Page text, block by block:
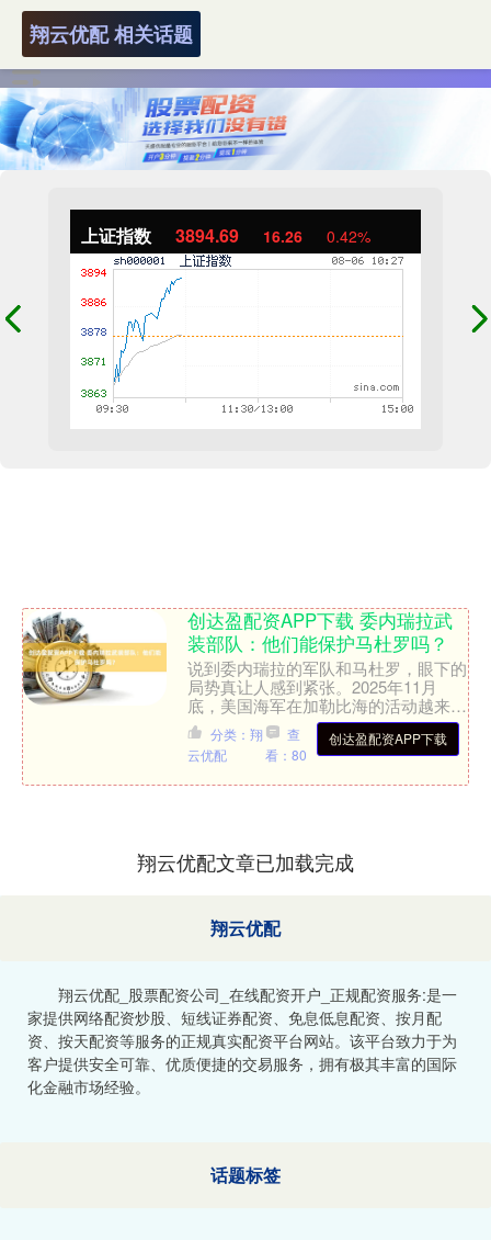
上证指数 3894.69 16.26 0.42%
翔云优配 相关话题
创达盈配资APP下载 委内瑞拉武
装部队：他们能保护马杜罗吗？
说到委内瑞拉的军队和马杜罗，眼下的
局势真让人感到紧张。2025年11月
底，美国海军在加勒比海的活动越来越
频繁，航母、战机、无人机都投入使
用。官方说是为了打击毒品....
创达盈配资APP下载
分类：翔
云优配
查
看：80
翔云优配文章已加载完成
翔云优配
翔云优配_股票配资公司_在线配资开户_正规配资服务:是一
家提供网络配资炒股、短线证券配资、免息低息配资、按月配
资、按天配资等服务的正规真实配资平台网站。该平台致力于为
客户提供安全可靠、优质便捷的交易服务，拥有极其丰富的国际
化金融市场经验。
话题标签